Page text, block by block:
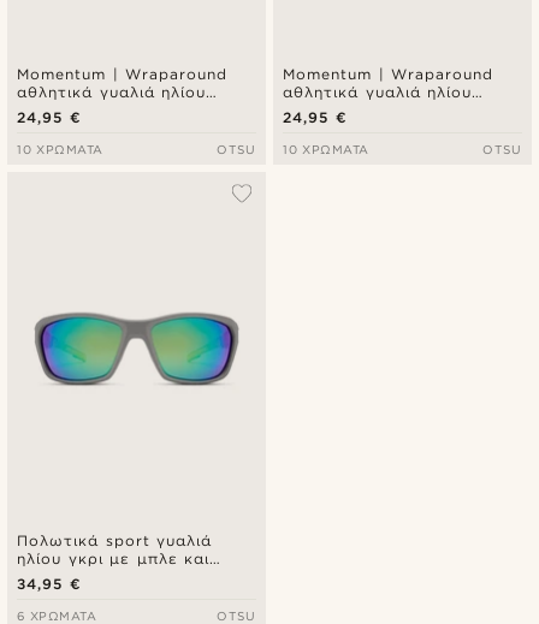
Momentum | Wraparound
αθλητικά γυαλιά ηλίου
λευκό και ροζ
24,95 €
10 ΧΡΏΜΑΤΑ OTSU
Momentum | Wraparound
αθλητικά γυαλιά ηλίου
κίτρινο και μπλε
24,95 €
10 ΧΡΏΜΑΤΑ OTSU
Πολωτικά sport γυαλιά
ηλίου γκρι με μπλε και
πράσινους φακούς
34,95 €
6 ΧΡΏΜΑΤΑ OTSU